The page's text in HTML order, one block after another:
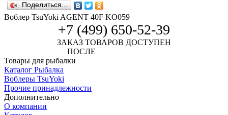
Поделиться...
Воблер TsuYoki AGENT 40F KO059
+7 (499) 650-52-39
ЗАКАЗ ТОВАРОВ ДОСТУПЕН
ПОСЛЕ
Товары для рыбалки
Каталог Рыбалка
Воблеры TsuYoki
Прочие принадлежности
Дополнительно
О компании